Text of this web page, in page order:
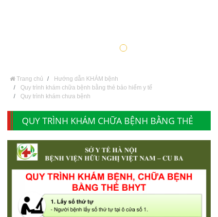
Trang chủ
Hướng dẫn KHÁM bệnh
Quy trình khám chữa bệnh bằng thẻ bảo hiểm y tế
Quy trình khám chưa bệnh
QUY TRÌNH KHÁM CHỮA BỆNH BẰNG THẺ
BẢO HIỂM Y TẾ